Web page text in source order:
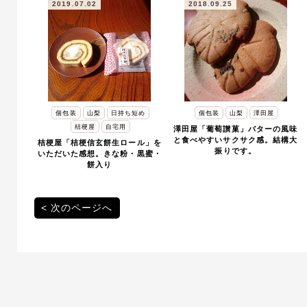
2019.07.02
個包装 山梨
日持ち短め
桔梗屋
自宅用
桔梗屋「桔梗信玄餅生ロール」を
いただいた感想。きな粉・黒蜜・
餅入り
2018.09.25
個包装 山梨 澤田屋
澤田屋「葡萄讃菓」バターの風味
と食べやすいサクサク感。結構大
振りです。
投次のページへ